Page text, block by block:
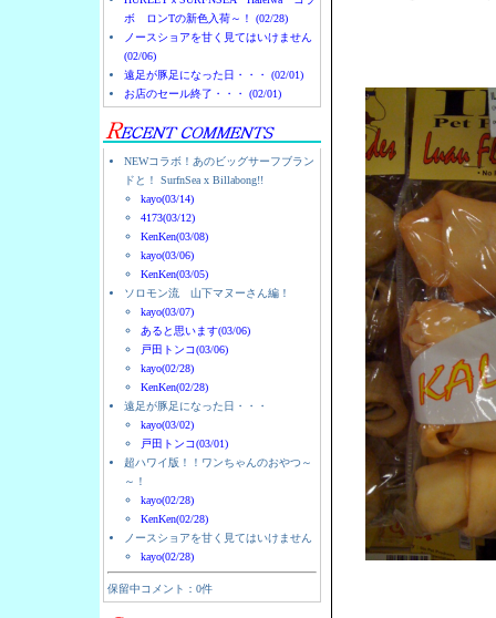
ボ ロンTの新色入荷～！ (02/28)
ノースショアを甘く見てはいけません
(02/06)
遠足が豚足になった日・・・ (02/01)
お店のセール終了・・・ (02/01)
NEWコラボ！あのビッグサーフブラン
ドと！ SurfnSea x Billabong!!
kayo(03/14)
4173(03/12)
KenKen(03/08)
kayo(03/06)
KenKen(03/05)
ソロモン流 山下マヌーさん編！
kayo(03/07)
あると思います(03/06)
戸田トンコ(03/06)
kayo(02/28)
KenKen(02/28)
遠足が豚足になった日・・・
kayo(03/02)
戸田トンコ(03/01)
超ハワイ版！！ワンちゃんのおやつ～
～！
kayo(02/28)
KenKen(02/28)
ノースショアを甘く見てはいけません
kayo(02/28)
保留中コメント：0件